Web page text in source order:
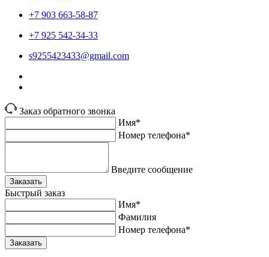
+7 903 663-58-87
+7 925 542-34-33
s9255423433@gmail.com
Заказ обратного звонка
Имя*
Номер телефона*
Введите сообщение
Заказать
Быстрый заказ
Имя*
Фамилия
Номер телефона*